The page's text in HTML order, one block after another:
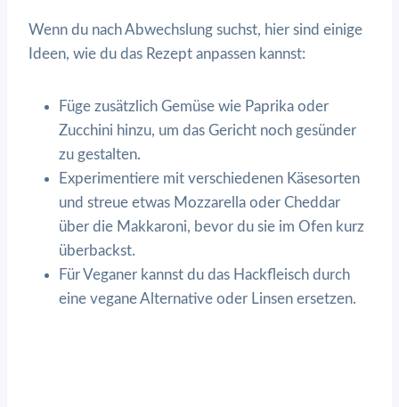
Wenn du nach Abwechslung suchst, hier sind einige
Ideen, wie du das Rezept anpassen kannst:
Füge zusätzlich Gemüse wie Paprika oder
Zucchini hinzu, um das Gericht noch gesünder
zu gestalten.
Experimentiere mit verschiedenen Käsesorten
und streue etwas Mozzarella oder Cheddar
über die Makkaroni, bevor du sie im Ofen kurz
überbackst.
Für Veganer kannst du das Hackfleisch durch
eine vegane Alternative oder Linsen ersetzen.